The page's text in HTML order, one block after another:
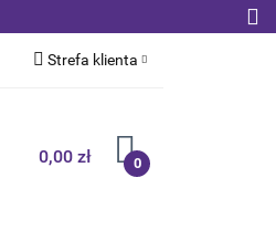
Strefa klienta
Zarejestruj się
0,00 zł 0